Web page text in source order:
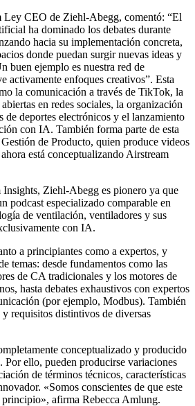
Ley CEO de Ziehl-Abegg, comentó: “El
ha dominado los debates durante
hacia su implementación concreta,
donde puedan surgir nuevas ideas y
buen ejemplo es nuestra red de
activamente enfoques creativos”. Esta
la comunicación a través de TikTok, la
en redes sociales, la organización
de deportes electrónicos y el lanzamiento
con IA. También forma parte de esta
de Producto, quien produce videos
está conceptualizando Airstream
Ziehl-Abegg es pionero ya que
podcast especializado comparable en
de ventilación, ventiladores y sus
con IA.
a principiantes como a expertos, y
temas: desde fundamentos como las
de CA tradicionales y los motores de
hasta debates exhaustivos con expertos
(por ejemplo, Modbus). También
y requisitos distintivos de diversas
conceptualizado y producido
Por ello, pueden producirse variaciones
de términos técnicos, características
«Somos conscientes de que este
afirma Rebecca Amlung.